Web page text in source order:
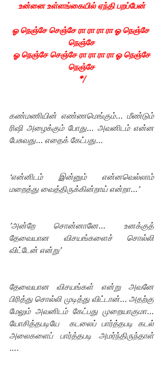
உன்னை உள்ளங்கையில் ஏந்தி பறப்பேன்
ஓ நெஞ்சே செஞ்சே ரா ரா ரா ரா ஓ நெஞ்சே
நெஞ்சே
நெஞ்சே
*/
கண்மணியின் எண்ணமெங்கும்… மீண்டும்
ரிஷி அழைக்கும் போது… அவனிடம் என்ன
பேசுவது… எதைக் கேட்பது…
‘என்னிடம் இன்னும் என்னவெல்லாம்
மறைத்து வைத்திருக்கின்றாய் என்றா…’
’அன்றே சொன்னானே… உனக்குத்
தேவையான விசயங்களைச் சொல்லி
விட்டேன் என்று’
தேவையான விசயங்கள் என்று அவனே
பிரித்து சொல்லி முடித்து விட்டான்… அதற்கு
மேலும் அவனிடம் கேட்பது முறையாகுமா…
யோசித்தபடியே  கடலைப் பார்த்தபடி கடல்
அலைகளைப் பார்த்தபடி அமர்ந்திருந்தாள்
….